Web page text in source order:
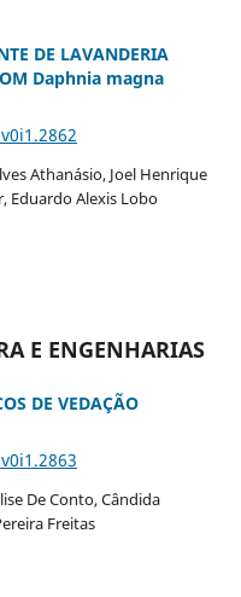
DE LAVANDERIA
Daphnia magna
Athanásio, Joel Henrique
Eduardo Alexis Lobo
E ENGENHARIAS
DE VEDAÇÃO
De Conto, Cândida
Freitas